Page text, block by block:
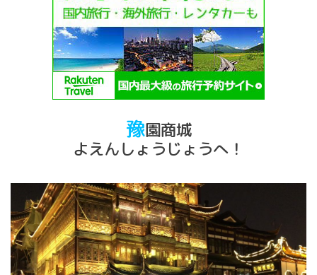
豫園商城
よえんしょうじょうへ！